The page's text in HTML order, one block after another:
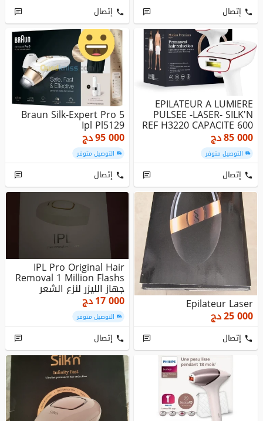
إتصال إتصال
EPILATEUR A LUMIERE
PULSEE -LASER- SILK'N
REF H3220 CAPACITE 600
000 F...
85 000دج
التوصيل متوفر
إتصال
Braun Silk-Expert Pro 5
Ipl Pl5129
95 000دج
التوصيل متوفر
إتصال
Epilateur Laser
25 000دج
إتصال
IPL Pro Original Hair
Removal 1 Million Flashs
جهاز الليزر لنزع الشعر
17 000دج
التوصيل متوفر
إتصال